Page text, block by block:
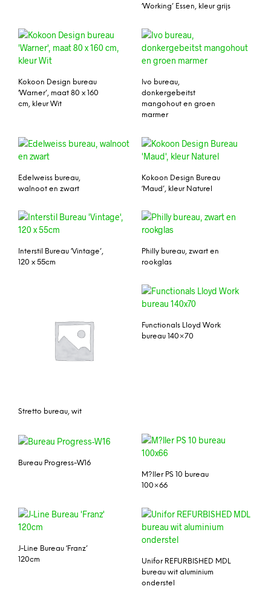
‘Working’ Essen, kleur grijs
Kokoon Design bureau
‘Warner’, maat 80 x 160
cm, kleur Wit
Ivo bureau,
donkergebeitst
mangohout en groen
marmer
Edelweiss bureau,
walnoot en zwart
Kokoon Design Bureau
‘Maud’, kleur Naturel
Interstil Bureau ‘Vintage’,
120 x 55cm
Philly bureau, zwart en
rookglas
Stretto bureau, wit
Functionals Lloyd Work
bureau 140×70
Bureau Progress-W16
M?ller PS 10 bureau
100×66
J-Line Bureau ‘Franz’
120cm
Unifor REFURBISHED MDL
bureau wit aluminium
onderstel